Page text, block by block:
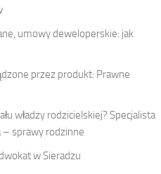
umowy deweloperskie: jak
przez produkt: Prawne
władzy rodzicielskiej? Specjalista
– sprawy rodzinne
w Sieradzu